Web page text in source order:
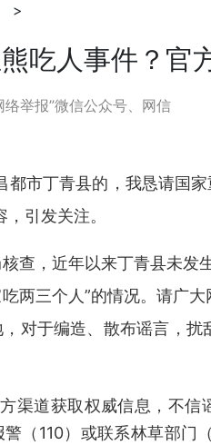
>
吃人事件？官
络举报”微信公众号、网信
都市丁青县的，我恳请国
引发关注。
查，近年以来丁青县未发
两三个人”的情况。请广
对于编造、散布谣言，
渠道获取权威信息，不
（110）或联系林草部